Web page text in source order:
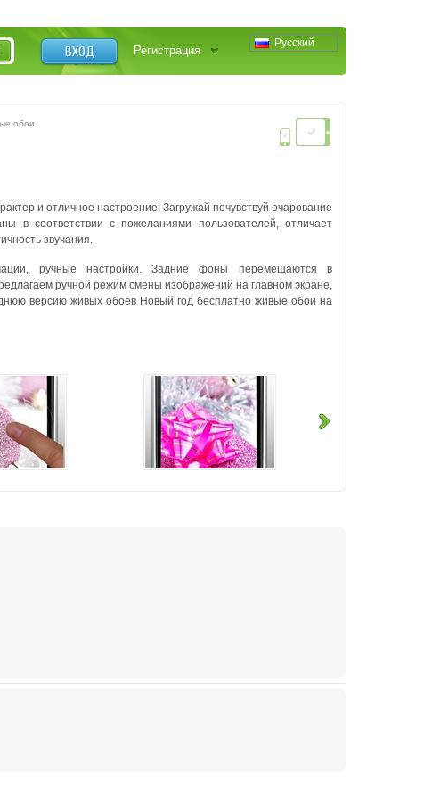
Русский
ВХОД Регистрация
обои
и отличное настроение! Загружай почувствуй очарование
в соответствии с пожеланиями пользователей, отличает
звучания.
ручные настройки.Задние фоны перемещаются в
ручной режим смены изображений на главном экране,
версию живых обоев Новый год бесплатно живые обои на